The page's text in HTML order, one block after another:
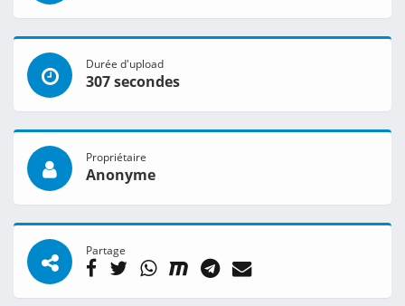
Durée d'upload
307 secondes
Propriétaire
Anonyme
Partage